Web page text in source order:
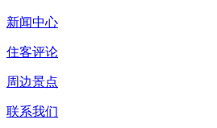
新闻中心
住客评论
周边景点
联系我们